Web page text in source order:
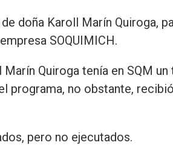
doña Karoll Marín Quiroga,
SOQUIMICH.
Quiroga tenía en SQM
programa, no obstante,
pero no ejecutados.